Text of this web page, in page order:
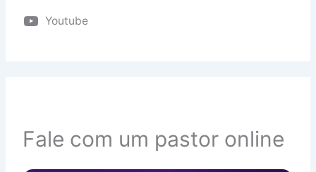
Youtube
Fale com um pastor online